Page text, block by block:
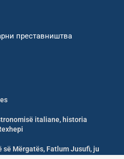
преставништва
italiane, historia
Mërgatës, Fatlum Jusufi, ju